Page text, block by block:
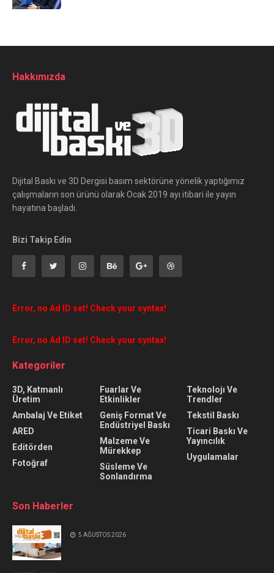
Hakkımızda
Dijital Baskı ve 3D Dergisi basım sektörüne yönelik yaptığımız
çalışmaların son ürünü olarak Ocak 2019 ayı itibari ile yayın
hayatına başladı.
Bizi Takip Edin
Error, no Ad ID set! Check your syntax!
Error, no Ad ID set! Check your syntax!
Kategoriler
3D, Katmanlı
Üretim
Ambalaj Ve Etiket
ARED
Editörden
Fotoğraf
Fuarlar Ve
Etkinlikler
Geniş Format Ve
Endüstriyel Baskı
Malzeme Ve
Mürekkep
Süsleme Ve
Sonlandırma
Teknolojı Ve
Trendler
Tekstil Baskı
Ticari Baskı Ve
Yayıncılık
Uygulamalar
Son Haberler
5 AĞUSTOS 2026